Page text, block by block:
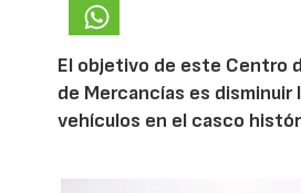
El objetivo de este Centro
de Mercancías es disminuir
vehículos en el casco